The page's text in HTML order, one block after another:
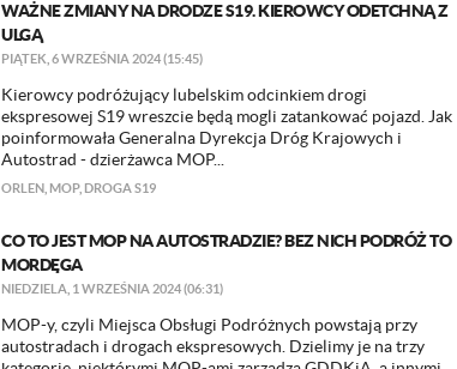
WAŻNE ZMIANY NA DRODZE S19. KIEROWCY ODETCHNĄ Z
ULGĄ
PIĄTEK, 6 WRZEŚNIA 2024 (15:45)
Kierowcy podróżujący lubelskim odcinkiem drogi
ekspresowej S19 wreszcie będą mogli zatankować pojazd. Jak
poinformowała Generalna Dyrekcja Dróg Krajowych i
Autostrad - dzierżawca MOP...
ORLEN MOP, DROGA S19
CO TO JEST MOP NA AUTOSTRADZIE? BEZ NICH PODRÓŻ TO
MORDĘGA
NIEDZIELA, 1 WRZEŚNIA 2024 (06:31)
MOP-y, czyli Miejsca Obsługi Podróżnych powstają przy
autostradach i drogach ekspresowych. Dzielimy je na trzy